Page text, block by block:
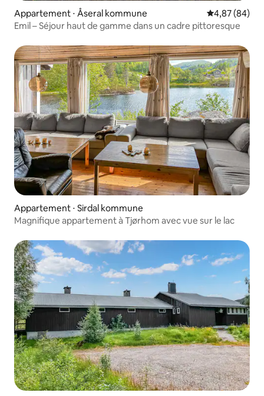
Appartement ⋅ Åseral kommune Évaluation
4,87 (84)
Emil – Séjour haut de gamme dans un cadre pittoresque
Appartement ⋅ Sirdal kommune
Magnifique appartement à Tjørhom avec vue sur le lac